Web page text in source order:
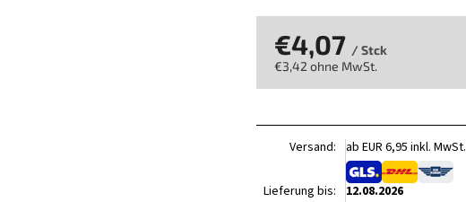
€4,07 / Stck
€3,42 ohne MwSt.
Versand: ab EUR 6,95 inkl. MwSt.
Lieferung bis:
12.08.2026